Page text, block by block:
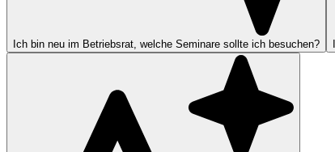
Ich bin neu im Betriebsrat, welche Seminare sollte ich besuchen?